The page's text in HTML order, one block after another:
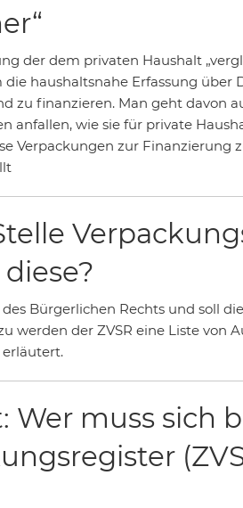
der dem privaten Haushalt
haushaltsnahe Erfassung über
zu finanzieren. Man geht davon
anfallen, wie sie für private
Verpackungen zur Finanzierung
Bürgerlichen Rechts und soll
werden der ZVSR eine Liste von
Wer muss sich